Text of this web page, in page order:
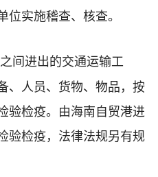
实施稽查、核查。
间进出的交通运输工
、人员、货物、物品，按
验检疫。由海南自贸港进
验检疫，法律法规另有规